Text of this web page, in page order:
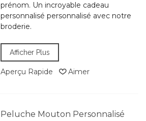
prénom. Un incroyable cadeau
personnalisé personnalisé avec notre
broderie.
Afficher Plus
Aperçu Rapide Aimer
Peluche Mouton Personnalisé